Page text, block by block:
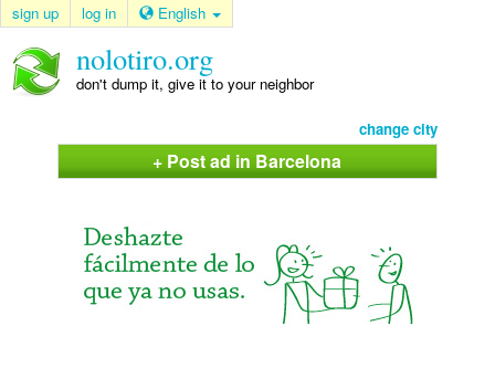
sign up log in English
nolotiro.org
don't dump it, give it to your neighbor
change city
+ Post ad in Barcelona